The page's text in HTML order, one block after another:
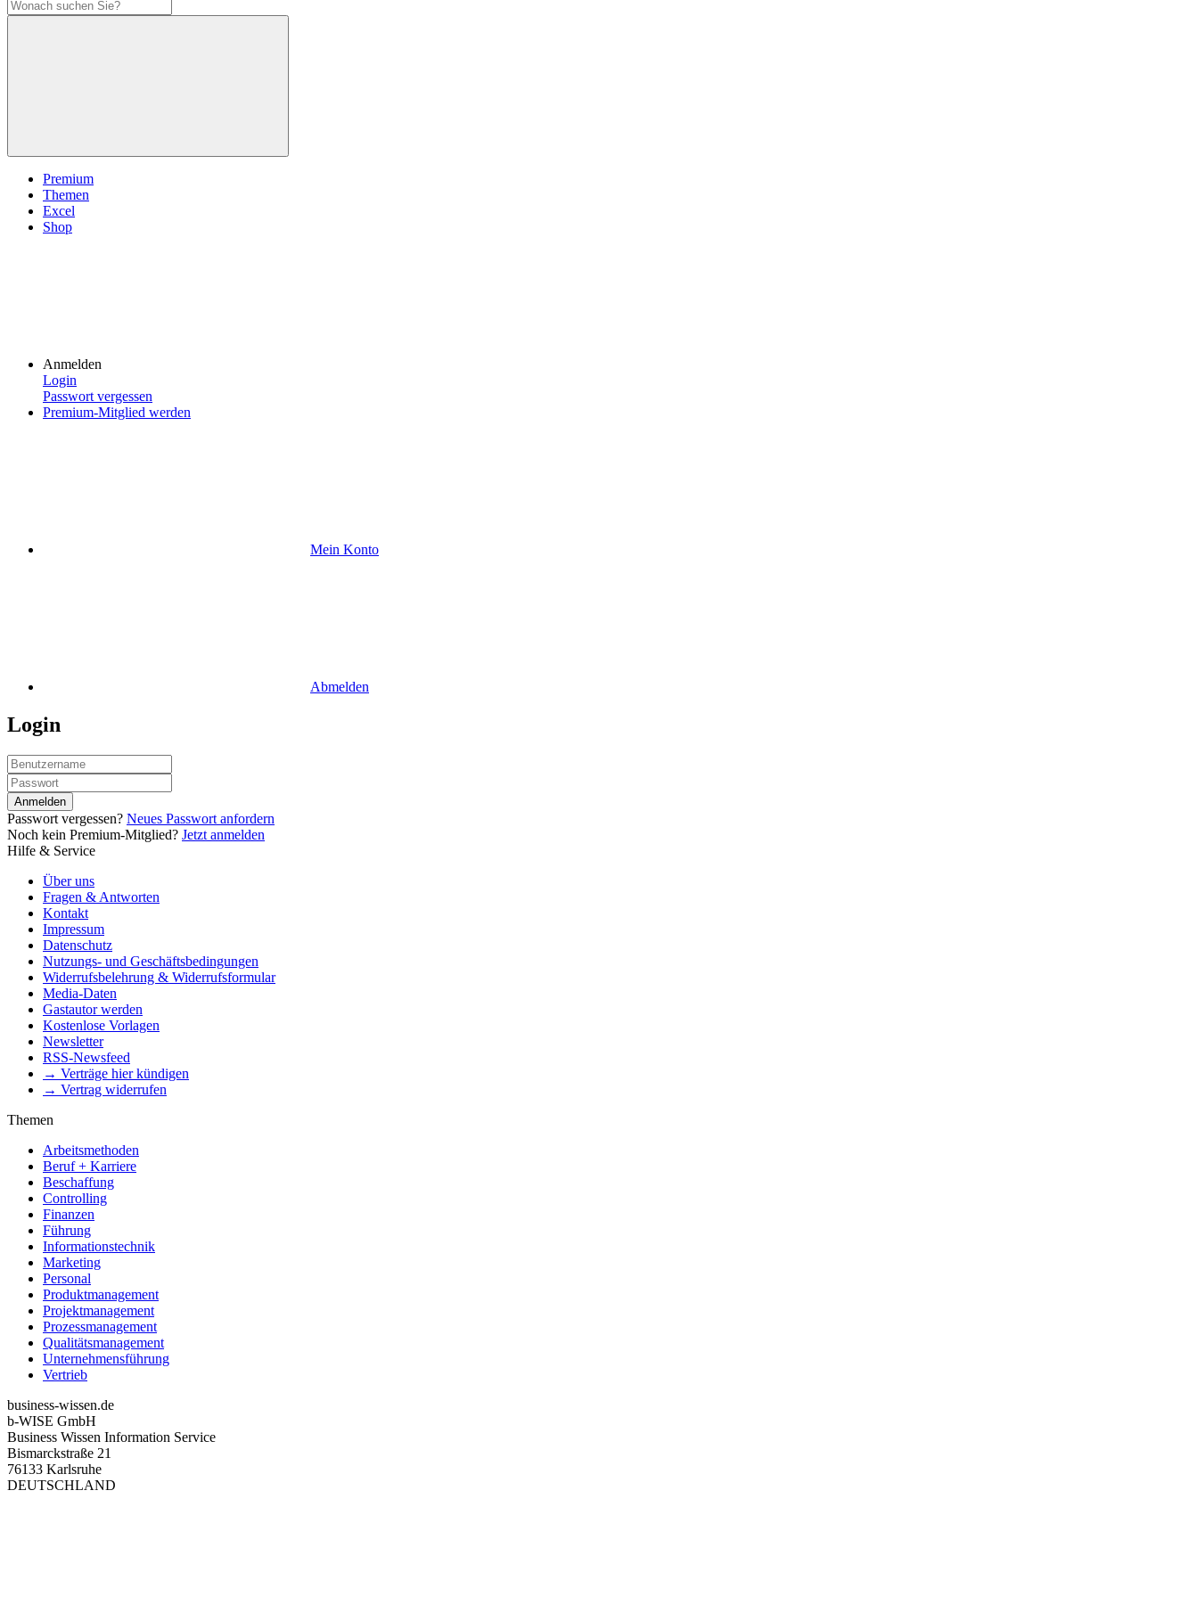
Premium
Themen
Excel
Shop
Anmelden
Login
Passwort vergessen
Premium-Mitglied werden
Mein Konto
Abmelden
Login
Anmelden
Passwort vergessen? Neues Passwort anfordern
Noch kein Premium-Mitglied? Jetzt anmelden
Hilfe & Service
Über uns
Fragen & Antworten
Kontakt
Impressum
Datenschutz
Nutzungs- und Geschäftsbedingungen
Widerrufsbelehrung & Widerrufsformular
Media-Daten
Gastautor werden
Kostenlose Vorlagen
Newsletter
RSS-Newsfeed
→ Verträge hier kündigen
→ Vertrag widerrufen
Themen
Arbeitsmethoden
Beruf + Karriere
Beschaffung
Controlling
Finanzen
Führung
Informationstechnik
Marketing
Personal
Produktmanagement
Projektmanagement
Prozessmanagement
Qualitätsmanagement
Unternehmensführung
Vertrieb
business-wissen.de
b-WISE GmbH
Business Wissen Information Service
Bismarckstraße 21
76133 Karlsruhe
DEUTSCHLAND